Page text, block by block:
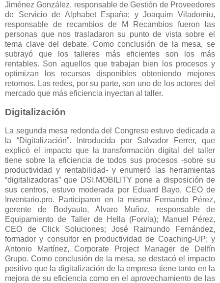
Jiménez González, responsable de Gestión de Proveedores
de Servicio de Alphabet España; y Joaquim Viladomiu,
responsable de recambios de M Recambios fueron las
personas que nos trasladaron su punto de vista sobre el
tema clave del debate. Como conclusión de la mesa, se
subrayó que los talleres más eficientes son los más
rentables. Son aquellos que trabajan bien los procesos y
optimizan los recursos disponibles obteniendo mejores
retornos. Las redes, por su parte, son uno de los actores del
mercado que más eficiencia inyectan al taller.
Digitalización
La segunda mesa redonda del Congreso estuvo dedicada a
la “Digitalización”. Introducida por Salvador Ferrer, que
explicó el impacto que la transformación digital del taller
tiene sobre la eficiencia de todos sus procesos -sobre su
productividad y rentabilidad- y enumeró las herramientas
“digitalizadoras” que DSI.MOBILITY pone a disposición de
sus centros, estuvo moderada por Eduard Bayo, CEO de
Inventario.pro. Participaron en la misma Fernando Pérez,
gerente de Bodyauto, Álvaro Muñoz, responsable de
Equipamiento de Taller de Hella (Forvia); Manuel Pérez,
CEO de Click Soluciones; José Raimundo Fernández,
formador y consultor en productividad de Coaching-UP; y
Antonio Martínez, Corporate Project Manager de Delfín
Grupo. Como conclusión de la mesa, se destacó el impacto
positivo que la digitalización de la empresa tiene tanto en la
mejora de su eficiencia como en el aprovechamiento de las